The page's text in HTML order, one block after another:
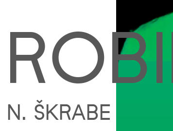
N. ŠKRABE